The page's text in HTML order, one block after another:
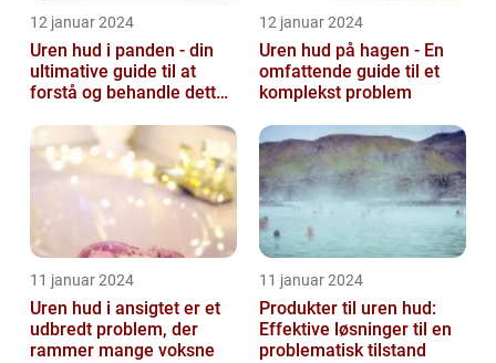
12 januar 2024
Uren hud i panden - din
ultimative guide til at
forstå og behandle dette
12 januar 2024
Uren hud på hagen - En
omfattende guide til et
komplekst problem
11 januar 2024
Uren hud i ansigtet er et
udbredt problem, der
rammer mange voksne
11 januar 2024
Produkter til uren hud:
Effektive løsninger til en
problematisk tilstand